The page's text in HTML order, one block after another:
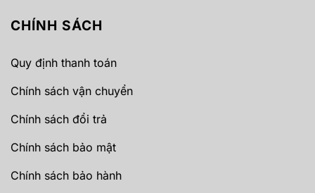
CHÍNH SÁCH
Quy định thanh toán
Chính sách vận chuyển
Chính sách đổi trả
Chính sách bảo mật
Chính sách bảo hành